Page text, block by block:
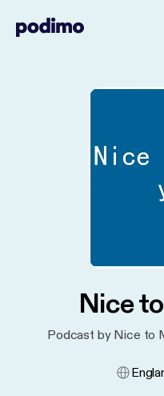
Nice
Podcast by Nice to